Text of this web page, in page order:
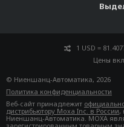
1 USD =
Цены
© Ниеншанц-Автоматика, 2026
Политика конфиденциальности
Веб-сайт принадлежит
дистрибьютору Moxa Inc. в России,
Ниеншанц-Автоматика. MOXA